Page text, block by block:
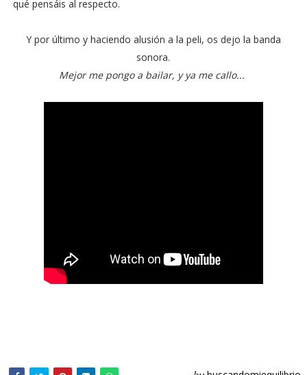
qué pensáis al respecto.
Y por último y haciendo alusión a la peli, os dejo la banda
sonora.
Mejor me pongo a bailar, y ya me callo...